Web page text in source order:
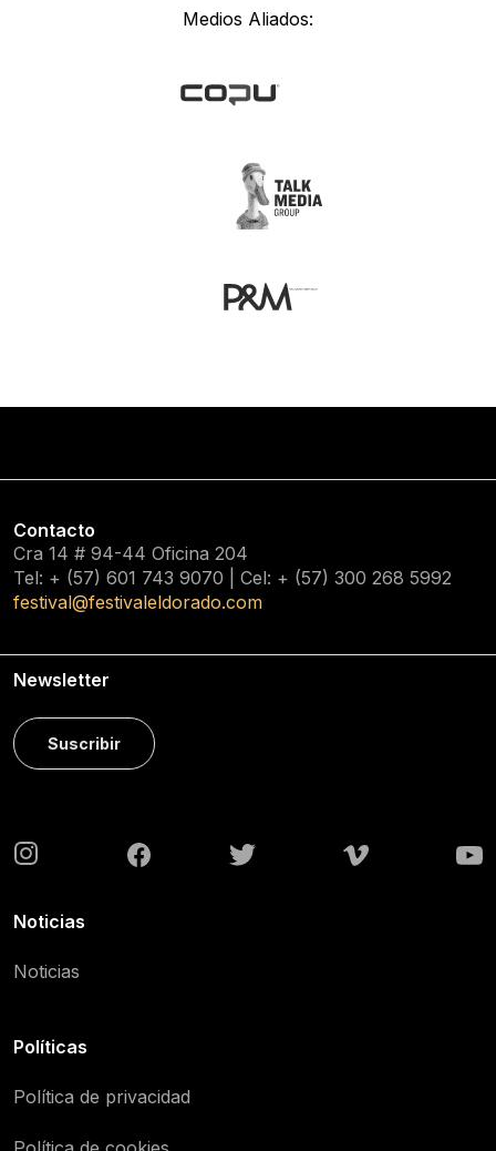
Medios Aliados:
Contacto
Cra 14 # 94-44 Oficina 204
Tel: + (57) 601 743 9070 | Cel: + (57) 300 268 5992
festival@festivaleldorado.com
Newsletter
Suscribir
Noticias
Noticias
Políticas
Política de privacidad